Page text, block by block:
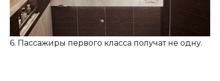
6. Пассажиры первого класса получат не одну.